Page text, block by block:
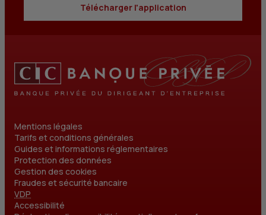
Télécharger l'application
Mentions légales
Tarifs et conditions générales
Guides et informations réglementaires
Protection des données
Gestion des cookies
Fraudes et sécurité bancaire
VDP
Accessibilité